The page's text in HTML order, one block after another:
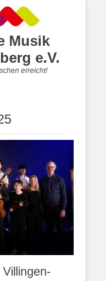
Musik
e.V.
erreicht!